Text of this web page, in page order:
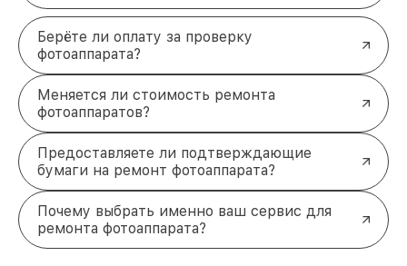
Берёте ли оплату за проверку
фотоаппарата?
Меняется ли стоимость ремонта
фотоаппаратов?
Предоставляете ли подтверждающие
бумаги на ремонт фотоаппарата?
Почему выбрать именно ваш сервис для
ремонта фотоаппарата?